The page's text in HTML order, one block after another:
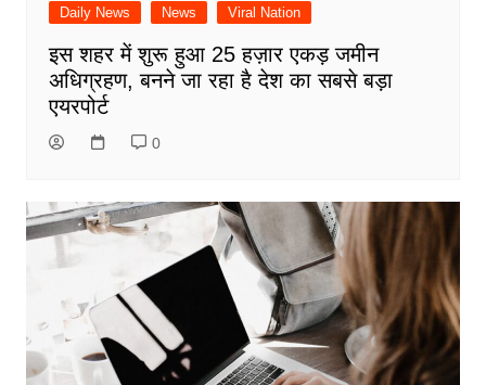
Daily News News Viral Nation
इस शहर में शुरू हुआ 25 हज़ार एकड़ जमीन
अधिग्रहण, बनने जा रहा है देश का सबसे बड़ा
एयरपोर्ट
0